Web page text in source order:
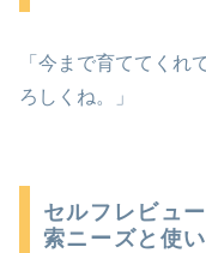
「今まで育ててくれ
ろしくね。」
セルフレビュ
索ニーズと使